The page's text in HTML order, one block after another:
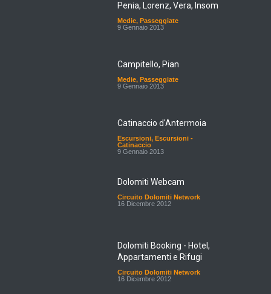
Penia, Lorenz, Vera, Insom
Medie, Passeggiate
9 Gennaio 2013
Campitello, Pian
Medie, Passeggiate
9 Gennaio 2013
Catinaccio d'Antermoia
Escursioni, Escursioni -
Catinaccio
9 Gennaio 2013
Dolomiti Webcam
Circuito Dolomiti Network
16 Dicembre 2012
Dolomiti Booking - Hotel,
Appartamenti e Rifugi
Circuito Dolomiti Network
16 Dicembre 2012